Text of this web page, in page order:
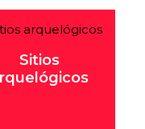
Sitios